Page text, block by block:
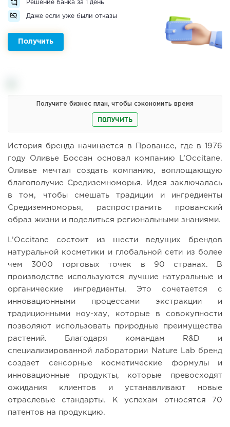
Решение банка за 1 день
Даже если уже были отказы
Получить
Получите бизнес план, чтобы сэкономить время
ПОЛУЧИТЬ
История бренда начинается в Провансе, где в 1976
году Оливье Боссан основал компанию L’Occitane.
Оливье мечтал создать компанию, воплощающую
благополучие Средиземноморья. Идея заключалась
в том, чтобы смешать традиции и ингредиенты
Средиземноморья, распространить прованский
образ жизни и поделиться региональными знаниями.
L’Occitane состоит из шести ведущих брендов
натуральной косметики и глобальной сети из более
чем 3000 торговых точек в 90 странах. В
производстве используются лучшие натуральные и
органические ингредиенты. Это сочетается с
инновационными процессами экстракции и
традиционными ноу-хау, которые в совокупности
позволяют использовать природные преимущества
растений. Благодаря командам R&D и
специализированной лаборатории Nature Lab бренд
создает сенсорные косметические формулы и
инновационные продукты, которые превосходят
ожидания клиентов и устанавливают новые
отраслевые стандарты. К успехам относятся 70
патентов на продукцию.